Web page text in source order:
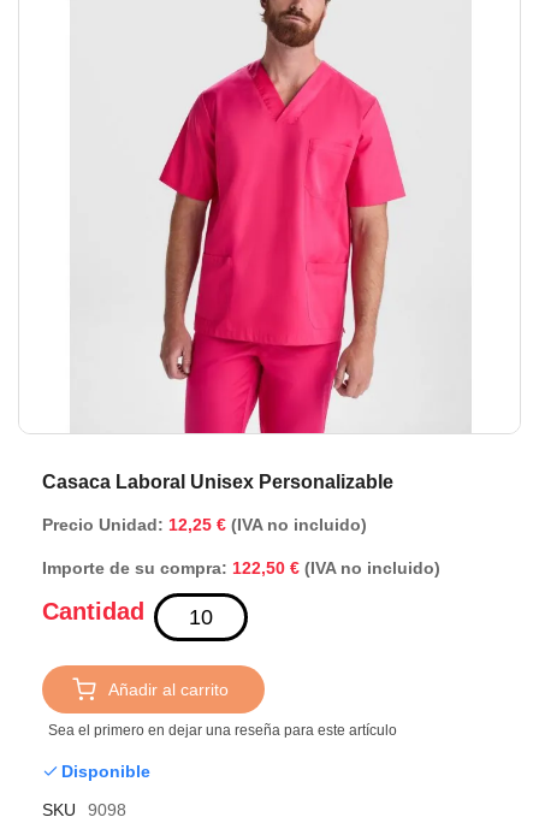
Casaca Laboral Unisex Personalizable
Precio Unidad: 12,25 € (IVA no incluido)
Importe de su compra: 122,50 € (IVA no incluido)
Cantidad
Añadir al carrito
Sea el primero en dejar una reseña para este artículo
Disponible
SKU
9098